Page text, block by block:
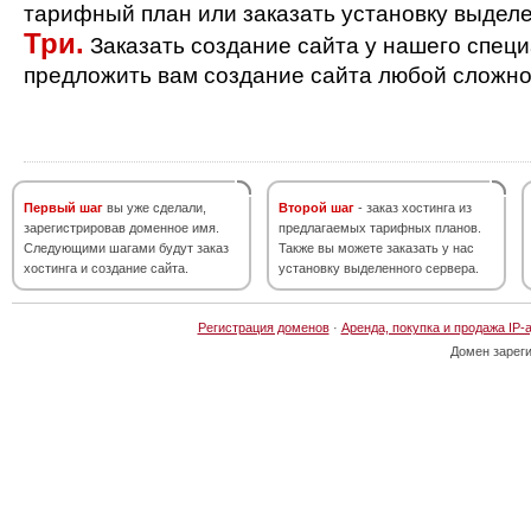
тарифный план или заказать установку
Три. Заказать создание сайта у нашего
предложить вам создание сайта любой
Первый шаг вы уже сделали,
зарегистрировав доменное имя.
Следующими шагами будут заказ
хостинга и создание сайта.
Второй шаг - заказ хостинга из
предлагаемых тарифных планов.
Также вы можете заказать у нас
установку выделенного сервера.
Регистрация доменов· Аренда, покупка и продажа IP-
Домен